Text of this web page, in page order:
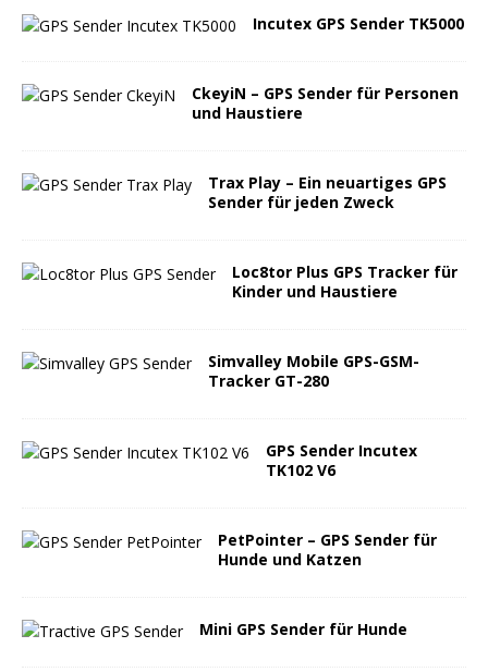
Incutex GPS Sender TK5000
CkeyiN – GPS Sender für Personen
und Haustiere
Trax Play – Ein neuartiges GPS
Sender für jeden Zweck
Loc8tor Plus GPS Tracker für
Kinder und Haustiere
Simvalley Mobile GPS-GSM-
Tracker GT-280
GPS Sender Incutex
TK102 V6
PetPointer – GPS Sender für
Hunde und Katzen
Mini GPS Sender für Hunde